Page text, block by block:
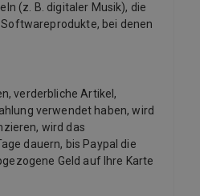
(z. B. digitaler Musik), die
bei denen
verderbliche Artikel,
verwendet haben, wird
wird das
dauern, bis Paypal die
Geld auf Ihre Karte